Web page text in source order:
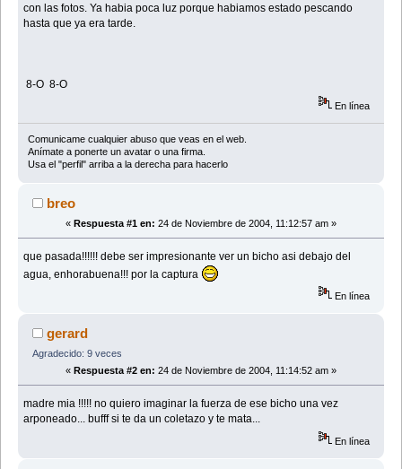
con las fotos. Ya habia poca luz porque habiamos estado pescando
hasta que ya era tarde.
8-O 8-O
En línea
Comunicame cualquier abuso que veas en el web.
Anímate a ponerte un avatar o una firma.
Usa el "perfil" arriba a la derecha para hacerlo
breo
« Respuesta #1 en: 24 de Noviembre de 2004, 11:12:57 am »
que pasada!!!!!! debe ser impresionante ver un bicho asi debajo del
agua, enhorabuena!!! por la captura
En línea
gerard
Agradecido: 9 veces
« Respuesta #2 en: 24 de Noviembre de 2004, 11:14:52 am »
madre mia !!!!! no quiero imaginar la fuerza de ese bicho una vez
arponeado... bufff si te da un coletazo y te mata...
En línea